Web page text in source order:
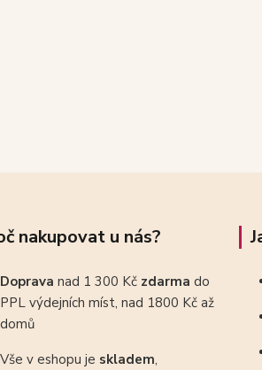
nakupovat u nás?
Doprava nad 1 300 Kč zdarma do
PPL výdejních míst, nad 1800 Kč až
domů
Vše v eshopu je skladem,